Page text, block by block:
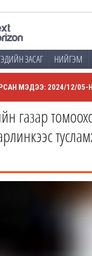
ЭДИЙН ЗАСАГ НИЙГЭМ
МЭДЭЭ: 2024/12/
газар